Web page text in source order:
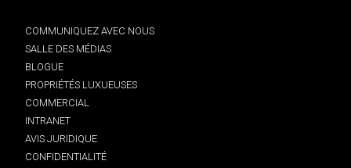
COMMUNIQUEZ AVEC NOUS
SALLE DES MÉDIAS
BLOGUE
PROPRIÉTÉS LUXUEUSES
COMMERCIAL
INTRANET
AVIS JURIDIQUE
CONFIDENTIALITÉ